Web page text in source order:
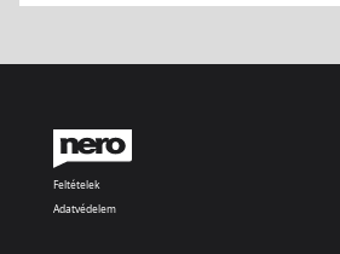
Feltételek
Adatvédelem